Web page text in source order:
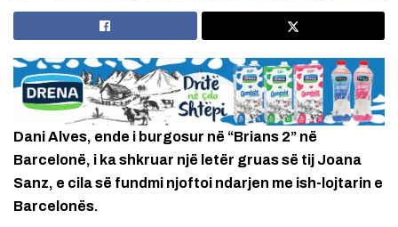
Dani Alves, ende i burgosur në “Brians 2” në
Barcelonë, i ka shkruar një letër gruas së tij Joana
Sanz, e cila së fundmi njoftoi ndarjen me ish-lojtarin e
Barcelonës.